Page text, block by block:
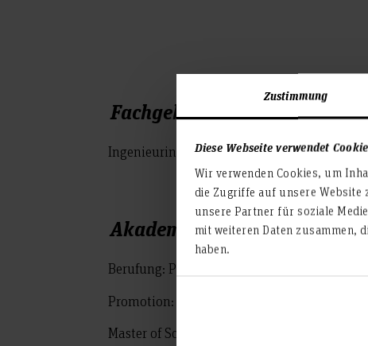
Zustimmung
Diese Webseite verwendet
Wir verwenden Cookies, um
die Zugriffe auf unsere Website
unsere Partner für soziale
mit weiteren Daten zusammen,
haben.
Fachgebiet
Ingenieurinformatik und angewandte
Akademischer Werdegang
Berufung: Professor für
Promotion: „Eine durchgängige
Master of Science, Technischen Universität